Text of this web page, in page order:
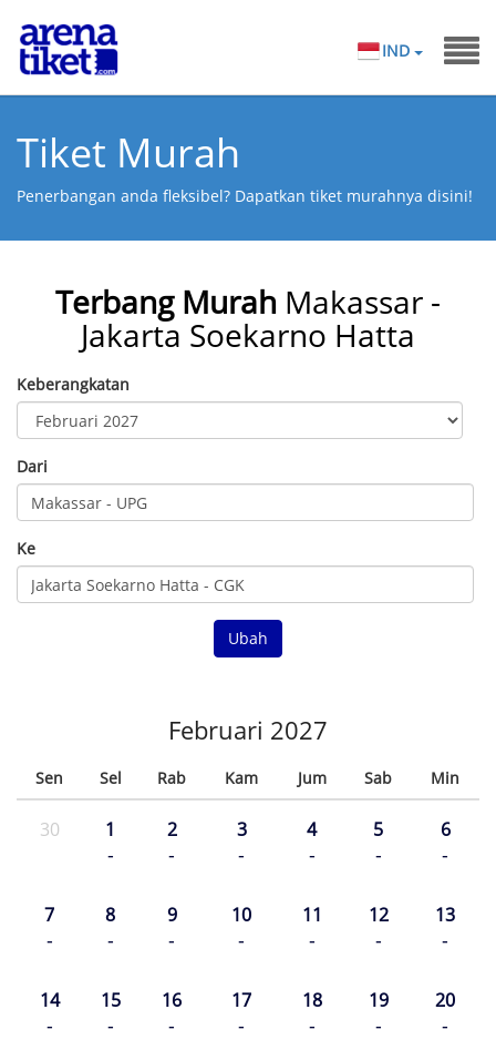
IND
Tiket Murah
Penerbangan anda fleksibel? Dapatkan tiket murahnya disini!
Terbang Murah Makassar -
Jakarta Soekarno Hatta
Keberangkatan
Dari
Ke
Ubah
Februari 2027
Sen Sel Rab Kam Jum Sab Min
30 1
-
2
-
3
-
4
-
5
-
6
-
7
-
8
-
9
-
10
-
11
-
12
-
13
-
14
-
15
-
16
-
17
-
18
-
19
-
20
-